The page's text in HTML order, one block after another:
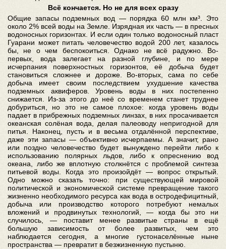
Всё кончается. Но не для всех сразу
Общие запасы подземных вод — порядка 60 млн км³. Это
около 2% всей воды на Земле. Изрядная их часть — в пресных
водоносных горизонтах. И если один только водоносный пласт
Гуарани может питать человечество водой 200 лет, казалось
бы, не о чем беспокоиться. Однако не всё радужно. Во-
первых, вода залегает на разной глубине, и по мере
исчерпания поверхностных горизонтов, её добыча будет
становиться сложнее и дороже. Во-вторых, сама по себе
добыча имеет своим последствием ухудшение качества
подземных аквиферов. Уровень воды в них постепенно
снижается. Из-за этого до неё со временем станет труднее
добуриться, но это не самое плохое: когда уровень воды
падает в прибрежных подземных линзах, в них просачивается
океанская солёная вода, делая палеоводу непригодной для
питья. Наконец, пусть и в весьма отдалённой перспективе,
даже эти запасы — объективно исчерпаемы. А значит, рано
или поздно человечество будет вынуждено перейти либо к
использованию полярных льдов, либо к опреснению вод
океана, либо же вплотную столкнётся с проблемой синтеза
питьевой воды. Когда это произойдёт — вопрос открытый.
Одно можно сказать точно: при существующей мировой
политической и экономической системе превращение такого
жизненно необходимого ресурса как вода в остродефицитный,
добыча или производство которого потребуют немалых
вложений и продвинутых технологий, — когда бы это ни
случилось, — поставит менее развитые страны в ещё
большую зависимость от более развитых, чем это
наблюдается сегодня, а многие густонаселённые ныне
пространства — превратит в безжизненную пустыню.